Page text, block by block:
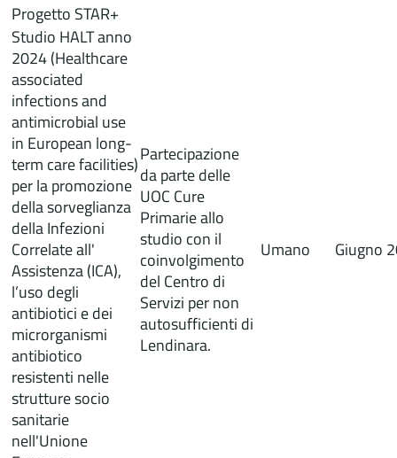
Progetto STAR+
Studio HALT anno
2024 (Healthcare
associated
infections and
antimicrobial use
in European long-
term care facilities)
per la promozione
della sorveglianza
della Infezioni
Correlate all'
Assistenza (ICA),
l’uso degli
antibiotici e dei
microrganismi
antibiotico
resistenti nelle
strutture socio
sanitarie
nell'Unione
Partecipazione
da parte delle
UOC Cure
Primarie allo
studio con il
coinvolgimento
del Centro di
Servizi per non
autosufficienti di
Lendinara.
Umano Giugno